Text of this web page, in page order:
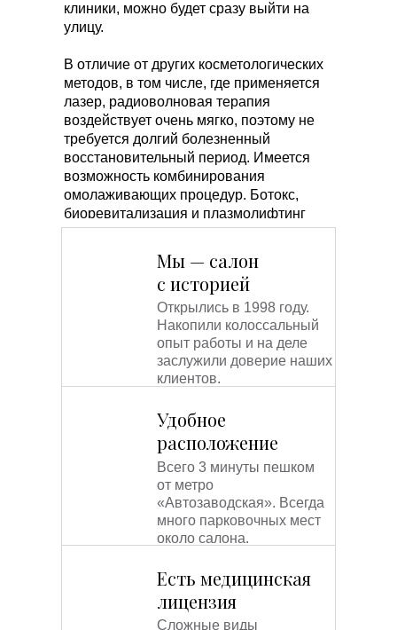
клиники, можно будет сразу выйти на
улицу.
В отличие от других косметологических
методов, в том числе, где применяется
лазер, радиоволновая терапия
воздействует очень мягко, поэтому не
требуется долгий болезненный
восстановительный период. Имеется
возможность комбинирования
омолаживающих процедур. Ботокс,
биоревитализация и плазмолифтинг
прекрасно сочетаются с фракционным
приведёт к потрясающему эффекту.
Отсутствуют побочные эффекты. Не
образуются ожоги, не появляется
Данная терапия имеет много
достоинств, но самое главное это -
эффект лифтинга после первой
Мы — салон
с историей
Открылись в 1998 году.
Накопили колоссальный
опыт работы и на деле
заслужили доверие наших
клиентов.
Удобное
расположение
Всего 3 минуты пешком
от метро
«Автозаводская». Всегда
много парковочных мест
около салона.
Есть медицинская
лицензия
Сложные виды